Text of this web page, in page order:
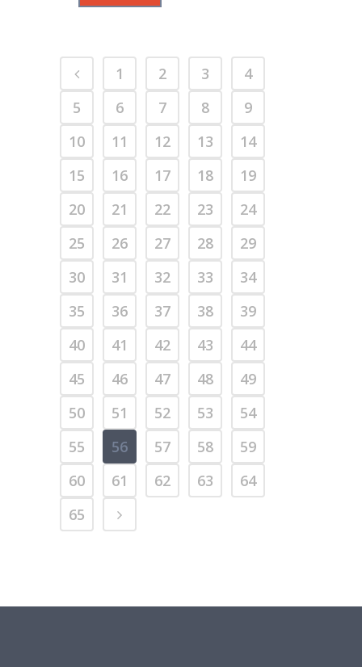
1 2 3
4
5
6 7 8
9
10
11 12 13
14
15
16 17 18
19
20
21 22 23
24
25
26 27 28
29
30
31 32 33
34
35
36 37 38
39
40
41 42 43
44
45
46 47 48
49
50
51 52 53
54
55
56 57 58
59
60
61 62 63
64
65